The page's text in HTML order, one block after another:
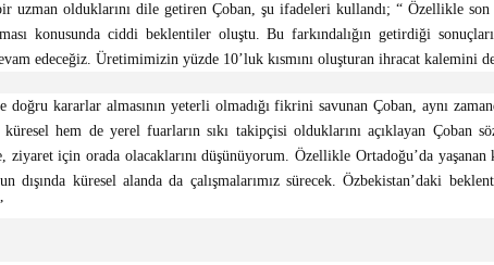
olduklarını dile getiren Çoban, şu ifadeleri kullandı; “ Özellikle son
konusunda ciddi beklentiler oluştu. Bu farkındalığın getirdiği
edeceğiz. Üretimimizin yüzde 10’luk kısmını oluşturan ihracat kalemini
kararlar almasının yeterli olmadığı fikrini savunan Çoban, aynı
hem de yerel fuarların sıkı takipçisi olduklarını açıklayan Çoban
ziyaret için orada olacaklarını düşünüyorum. Özellikle Ortadoğu’da
dışında küresel alanda da çalışmalarımız sürecek. Özbekistan’daki